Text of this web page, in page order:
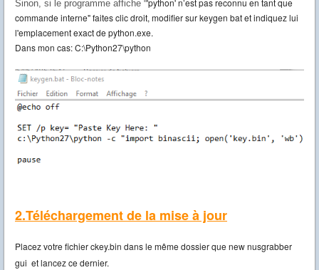
Sinon, si le programme affiche "'python' n’est pas reconnu en tant que
commande interne" faites clic droit, modifier sur keygen bat et indiquez lui
l'emplacement exact de python.exe.
Dans mon cas: C:\Python27\python
2.Téléchargement de la mise à jour
Placez votre fichier ckey.bin dans le même dossier que new nusgrabber
gui et lancez ce dernier.